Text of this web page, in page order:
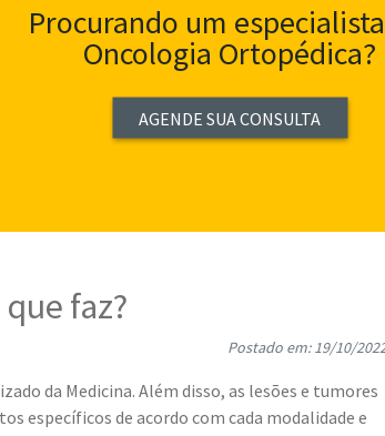
Procurando um
Oncologia Ortopédica?
AGENDE SUA CONSULTA
faz?
Postado em: 19/10/
da Medicina. Além disso, as lesões e tumores
específicos de acordo com cada modalidade e